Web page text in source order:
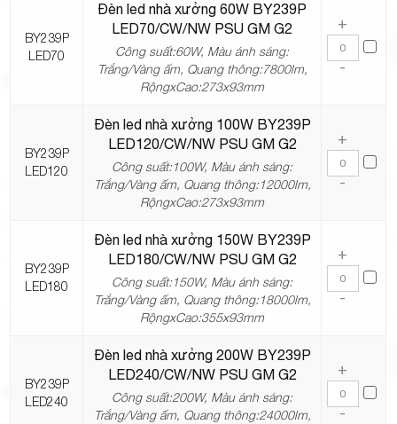
Đức,
TP.HCM
BY239P
LED70
Đèn led nhà xưởng 60W BY239P
LED70/CW/NW PSU GM G2
Công suất:60W, Màu ánh sáng:
Trắng/Vàng ấm, Quang thông:7800lm,
RộngxCao:273x93mm
+
-
BY239P
LED120
Đèn led nhà xưởng 100W BY239P
LED120/CW/NW PSU GM G2
Công suất:100W, Màu ánh sáng:
Trắng/Vàng ấm, Quang thông:12000lm,
RộngxCao:273x93mm
+
-
BY239P
LED180
Đèn led nhà xưởng 150W BY239P
LED180/CW/NW PSU GM G2
Công suất:150W, Màu ánh sáng:
Trắng/Vàng ấm, Quang thông:18000lm,
RộngxCao:355x93mm
+
-
BY239P
LED240
Đèn led nhà xưởng 200W BY239P
LED240/CW/NW PSU GM G2
Công suất:200W, Màu ánh sáng:
Trắng/Vàng ấm, Quang thông:24000lm,
+
-